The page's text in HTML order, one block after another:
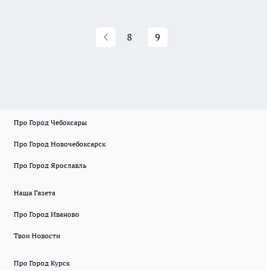
8 9
Про Город Чебоксары
Про Город Новочебоксарск
Про Город Ярославль
Наша Газета
Про Город Иваново
Твои Новости
Про Город Курск